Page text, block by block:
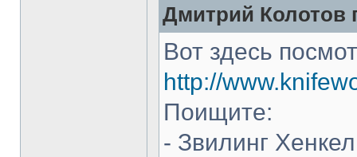
Дмитрий Колотов
Вот здесь
http://
Поищите:
- Звилинг